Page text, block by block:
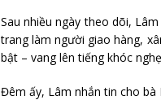
Sau nhiều ngày theo dõi,
trang làm người giao hàng,
bật – vang lên tiếng khóc
Đêm ấy, Lâm nhắn tin cho bà